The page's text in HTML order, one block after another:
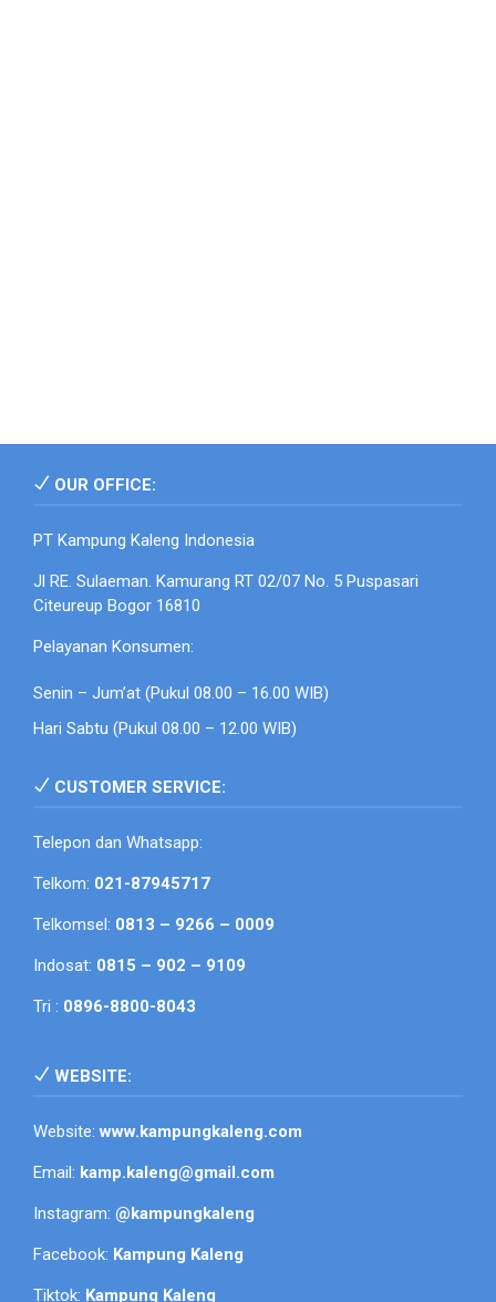
OUR OFFICE:
PT Kampung Kaleng Indonesia
Jl RE. Sulaeman. Kamurang RT 02/07 No. 5 Puspasari
Citeureup Bogor 16810
Pelayanan Konsumen:
Senin – Jum’at (Pukul 08.00 – 16.00 WIB)
Hari Sabtu (Pukul 08.00 – 12.00 WIB)
CUSTOMER SERVICE:
Telepon dan Whatsapp:
Telkom: 021-87945717
Telkomsel: 0813 – 9266 – 0009
Indosat: 0815 – 902 – 9109
Tri : 0896-8800-8043
WEBSITE:
Website:www.kampungkaleng.com
Email: kamp.kaleng@gmail.com
Instagram: @kampungkaleng
Facebook: Kampung Kaleng
Tiktok: Kampung Kaleng